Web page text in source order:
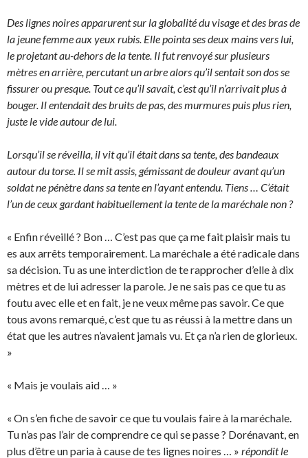
Des lignes noires apparurent sur la globalité du visage et des bras de
la jeune femme aux yeux rubis. Elle pointa ses deux mains vers lui,
le projetant au-dehors de la tente. Il fut renvoyé sur plusieurs
mètres en arrière, percutant un arbre alors qu’il sentait son dos se
fissurer ou presque. Tout ce qu’il savait, c’est qu’il n’arrivait plus à
bouger. Il entendait des bruits de pas, des murmures puis plus rien,
juste le vide autour de lui.
Lorsqu’il se réveilla, il vit qu’il était dans sa tente, des bandeaux
autour du torse. Il se mit assis, gémissant de douleur avant qu’un
soldat ne pénètre dans sa tente en l’ayant entendu. Tiens … C’était
l’un de ceux gardant habituellement la tente de la maréchale non ?
« Enfin réveillé ? Bon … C’est pas que ça me fait plaisir mais tu
es aux arrêts temporairement. La maréchale a été radicale dans
sa décision. Tu as une interdiction de te rapprocher d’elle à dix
mètres et de lui adresser la parole. Je ne sais pas ce que tu as
foutu avec elle et en fait, je ne veux même pas savoir. Ce que
tous avons remarqué, c’est que tu as réussi à la mettre dans un
état que les autres n’avaient jamais vu. Et ça n’a rien de glorieux.
»
« Mais je voulais aid … »
« On s’en fiche de savoir ce que tu voulais faire à la maréchale.
Tu n’as pas l’air de comprendre ce qui se passe ? Dorénavant, en
plus d’être un paria à cause de tes lignes noires … » répondit le